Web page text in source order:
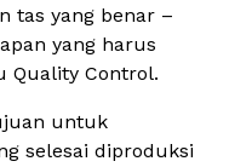
tas yang benar –
yang harus
Quality Control.
untuk
selesai diproduksi